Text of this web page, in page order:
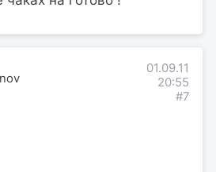
01.09.11
20:55
#7